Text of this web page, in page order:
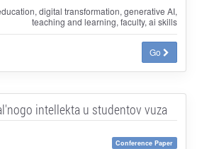
digital transformation, generative AI,
teaching and learning, faculty, ai skills
Go
intellekta u studentov vuza
Conference Paper